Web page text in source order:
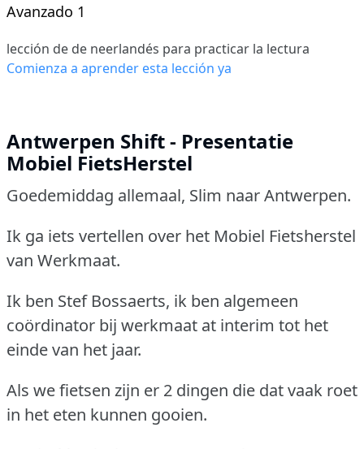
Avanzado 1
lección de de neerlandés para practicar la lectura
Comienza a aprender esta lección ya
Antwerpen Shift - Presentatie
Mobiel FietsHerstel
Goedemiddag allemaal, Slim naar Antwerpen.
Ik ga iets vertellen over het Mobiel Fietsherstel
van Werkmaat.
Ik ben Stef Bossaerts, ik ben algemeen
coördinator bij werkmaat at interim tot het
einde van het jaar.
Als we fietsen zijn er 2 dingen die dat vaak roet
in het eten kunnen gooien.